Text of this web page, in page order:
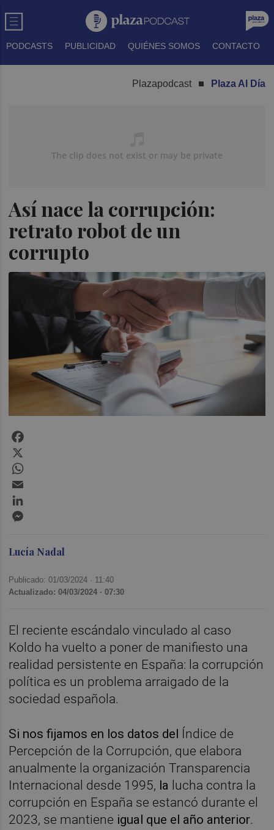
PODCASTS PUBLICIDAD QUIÉNES SOMOS CONTACTO
Plazapodcast Plaza Al Día
Así nace la corrupción:
retrato robot de un
corrupto
Lucía Nadal
Publicado: 01/03/2024 · 11:40
Actualizado: 04/03/2024 · 07:30
El reciente escándalo vinculado al caso
Koldo ha vuelto a poner de manifiesto una
realidad persistente en España: la corrupción
política es un problema arraigado de la
sociedad española.
Si nos fijamos en los datos del Índice de
Percepción de la Corrupción, que elabora
anualmente la organización Transparencia
Internacional desde 1995, la lucha contra la
corrupción en España se estancó durante el
2023, se mantiene igual que el año anterior.